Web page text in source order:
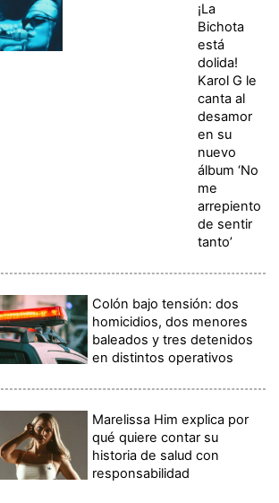
¡La
Bichota
está
dolida!
Karol G le
canta al
desamor
en su
nuevo
álbum ‘No
me
arrepiento
de sentir
tanto’
Colón bajo tensión: dos
homicidios, dos menores
baleados y tres detenidos
en distintos operativos
Marelissa Him explica por
qué quiere contar su
historia de salud con
responsabilidad